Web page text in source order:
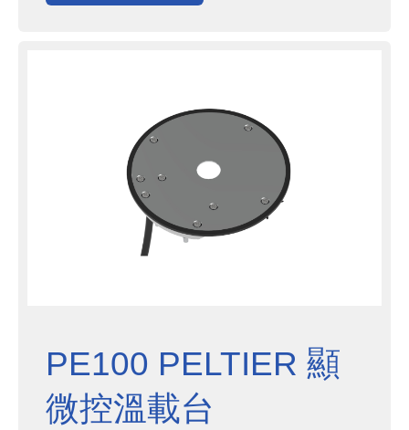
徵研究，搭配液態氮系統
PE100 PELTIER 顯
微控溫載台